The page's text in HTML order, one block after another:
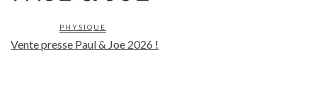
PHYSIQUE
Vente presse Paul & Joe 2026 !